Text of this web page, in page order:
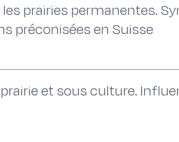
prairies permanentes.
préconisées en Suisse
et sous culture.